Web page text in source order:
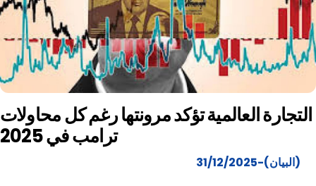
التجارة العالمية تؤكد مرونتها رغم كل محاولات
ترامب في 2025
(البيان)-31/12/2025